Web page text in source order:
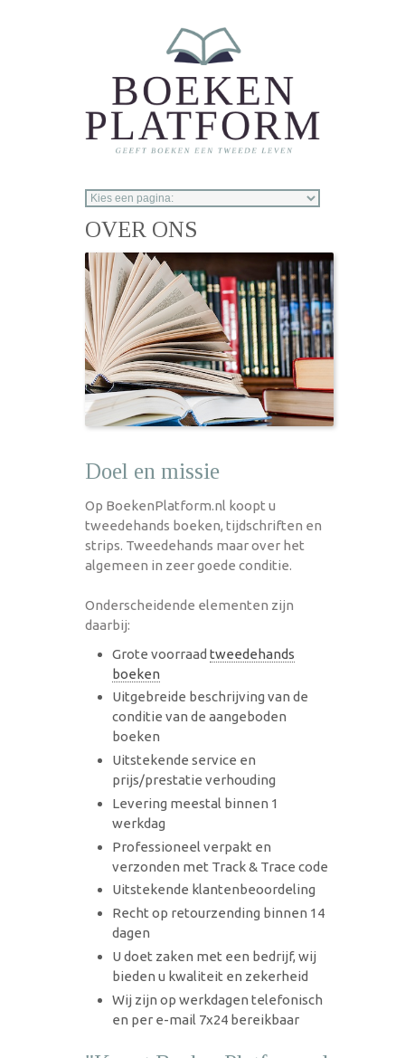
OVER ONS
Doel en missie
Op BoekenPlatform.nl koopt u
tweedehands boeken, tijdschriften en
strips. Tweedehands maar over het
algemeen in zeer goede conditie.
Onderscheidende elementen zijn
daarbij:
Grote voorraad tweedehands
boeken
Uitgebreide beschrijving van de
conditie van de aangeboden
boeken
Uitstekende service en
prijs/prestatie verhouding
Levering meestal binnen 1
werkdag
Professioneel verpakt en
verzonden met Track & Trace code
Uitstekende klantenbeoordeling
Recht op retourzending binnen 14
dagen
U doet zaken met een bedrijf, wij
bieden u kwaliteit en zekerheid
Wij zijn op werkdagen telefonisch
en per e-mail 7x24 bereikbaar